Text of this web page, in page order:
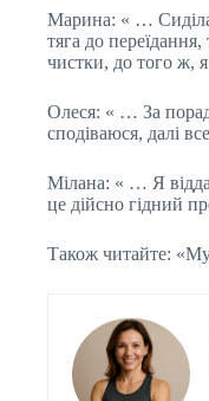
Марина: « … Сиділа
тяга до
чистки, до того ж,
Олеся: « … За
сподіваюся, далі
Мілана: « … Я
це дійсно гідний
Також читайте: